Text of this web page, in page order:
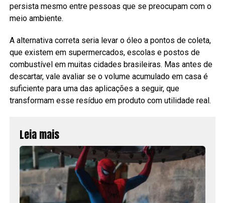
persista mesmo entre pessoas que se preocupam com o
meio ambiente.
A alternativa correta seria levar o óleo a pontos de coleta,
que existem em supermercados, escolas e postos de
combustível em muitas cidades brasileiras. Mas antes de
descartar, vale avaliar se o volume acumulado em casa é
suficiente para uma das aplicações a seguir, que
transformam esse resíduo em produto com utilidade real.
Leia mais